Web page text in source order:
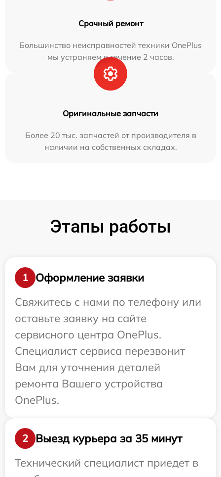
Срочный ремонт
Большинство неисправностей техники OnePlus
мы устраняем в течение 2 часов.
Оригинальные запчасти
Более 20 тыс. запчастей от производителя в
наличии на собственных складах.
Этапы работы
1
Оформление заявки
Свяжитесь с нами по телефону или
оставьте заявку на сайте
сервисного центра OnePlus.
Специалист сервиса перезвонит
Вам для уточнения деталей
ремонта Вашего устройства
OnePlus.
2
Выезд курьера за 35 минут
Технический специалист приедет в